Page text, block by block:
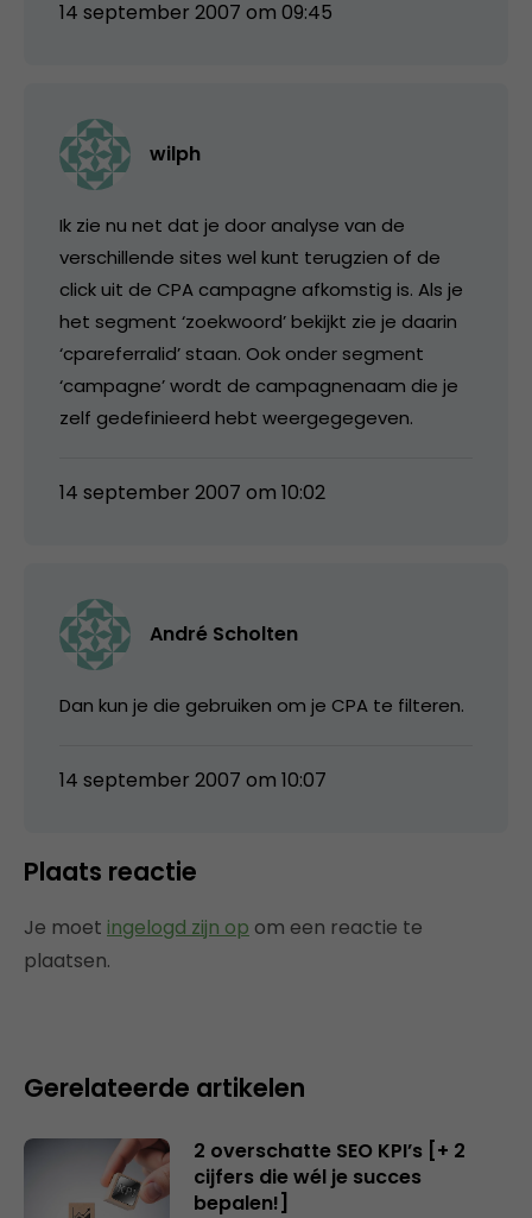
14 september 2007 om 09:45
wilph
Ik zie nu net dat je door analyse van de
verschillende sites wel kunt terugzien of de
click uit de CPA campagne afkomstig is. Als je
het segment ‘zoekwoord’ bekijkt zie je daarin
‘cpareferralid’ staan. Ook onder segment
‘campagne’ wordt de campagnenaam die je
zelf gedefinieerd hebt weergegegeven.
14 september 2007 om 10:02
André Scholten
Dan kun je die gebruiken om je CPA te filteren.
14 september 2007 om 10:07
Plaats reactie
Je moet ingelogd zijn op om een reactie te
plaatsen.
Gerelateerde artikelen
2 overschatte SEO KPI’s [+ 2
cijfers die wél je succes
bepalen!]